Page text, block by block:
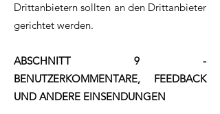
Drittanbietern sollten an den Drittanbieter
gerichtet werden.
ABSCHNITT 9 -
BENUTZERKOMMENTARE, FEEDBACK
UND ANDERE EINSENDUNGEN